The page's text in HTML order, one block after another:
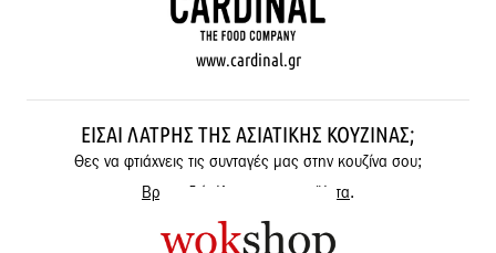
www.cardinal.gr
ΕΊΣΑΙ ΛΆΤΡΗΣ ΤΗΣ ΑΣΙΑΤΙΚΉΣ ΚΟΥΖΊΝΑΣ;
Θες να φτιάχνεις τις συνταγές μας στην κουζίνα σου;
Βρες εδώ όλα μας τα προϊόντα.